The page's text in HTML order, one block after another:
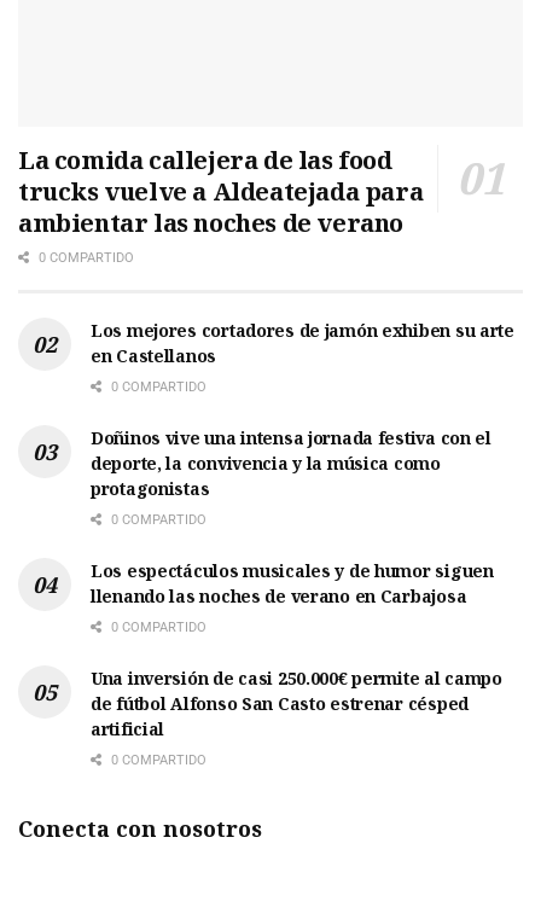
La comida callejera de las food
trucks vuelve a Aldeatejada para
ambientar las noches de verano
0 COMPARTIDO
Los mejores cortadores de jamón exhiben su arte
en Castellanos
0 COMPARTIDO
Doñinos vive una intensa jornada festiva con el
deporte, la convivencia y la música como
protagonistas
0 COMPARTIDO
Los espectáculos musicales y de humor siguen
llenando las noches de verano en Carbajosa
0 COMPARTIDO
Una inversión de casi 250.000€ permite al campo
de fútbol Alfonso San Casto estrenar césped
artificial
0 COMPARTIDO
Conecta con nosotros